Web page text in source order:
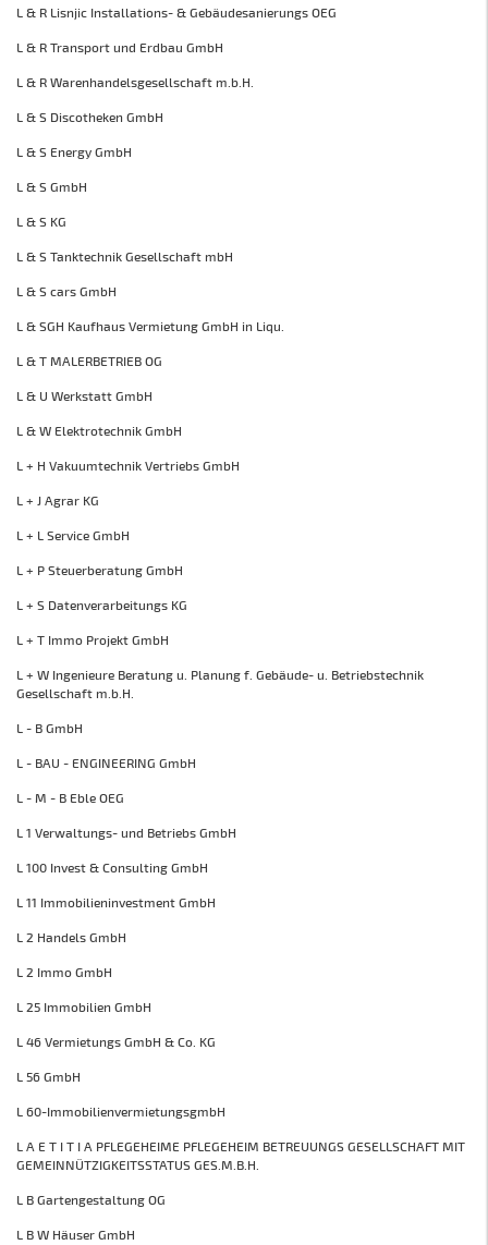
L & R Lisnjic Installations- & Gebäudesanierungs OEG
L & R Transport und Erdbau GmbH
L & R Warenhandelsgesellschaft m.b.H.
L & S Discotheken GmbH
L & S Energy GmbH
L & S GmbH
L & S KG
L & S Tanktechnik Gesellschaft mbH
L & S cars GmbH
L & SGH Kaufhaus Vermietung GmbH in Liqu.
L & T MALERBETRIEB OG
L & U Werkstatt GmbH
L & W Elektrotechnik GmbH
L + H Vakuumtechnik Vertriebs GmbH
L + J Agrar KG
L + L Service GmbH
L + P Steuerberatung GmbH
L + S Datenverarbeitungs KG
L + T Immo Projekt GmbH
L + W Ingenieure Beratung u. Planung f. Gebäude- u. Betriebstechnik
Gesellschaft m.b.H.
L - B GmbH
L - BAU - ENGINEERING GmbH
L - M - B Eble OEG
L 1 Verwaltungs- und Betriebs GmbH
L 100 Invest & Consulting GmbH
L 11 Immobilieninvestment GmbH
L 2 Handels GmbH
L 2 Immo GmbH
L 25 Immobilien GmbH
L 46 Vermietungs GmbH & Co. KG
L 56 GmbH
L 60-ImmobilienvermietungsgmbH
L A E T I T I A PFLEGEHEIME PFLEGEHEIM BETREUUNGS GESELLSCHAFT MIT
GEMEINNÜTZIGKEITSSTATUS GES.M.B.H.
L B Gartengestaltung OG
L B W Häuser GmbH